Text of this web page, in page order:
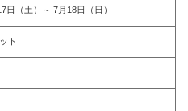
日（土）～ 7月18日（日）
ト